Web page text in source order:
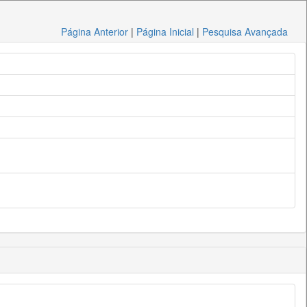
Página Anterior | Página Inicial | Pesquisa Avançada